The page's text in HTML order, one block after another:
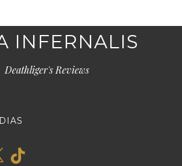
INFERNALIS
Deathliger's Reviews
TikTok